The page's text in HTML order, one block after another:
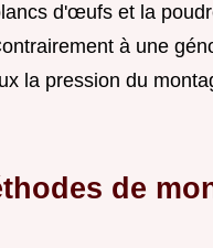
d'œufs et la
à une
la pression du
de